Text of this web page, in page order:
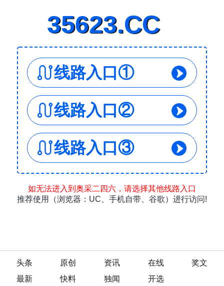
头条 原创 资讯 在线
奖文
最新
快料 独闻 开选